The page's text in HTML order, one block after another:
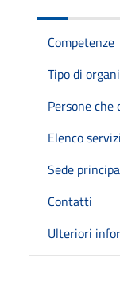
Competenze
Tipo di
Persone
Elenco
Sede
Contatti
Ulteriori